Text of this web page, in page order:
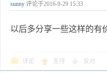
sunny 评论于2016-9-29 15:33
以后多分享一些这样的有
评论 支持 反对